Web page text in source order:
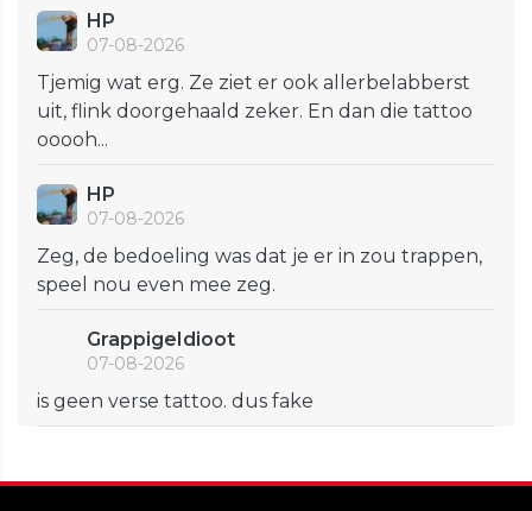
HP
07-08-2026
Tjemig wat erg. Ze ziet er ook allerbelabberst
uit, flink doorgehaald zeker. En dan die tattoo
ooooh...
HP
07-08-2026
Zeg, de bedoeling was dat je er in zou trappen,
speel nou even mee zeg.
GrappigeIdioot
07-08-2026
is geen verse tattoo. dus fake